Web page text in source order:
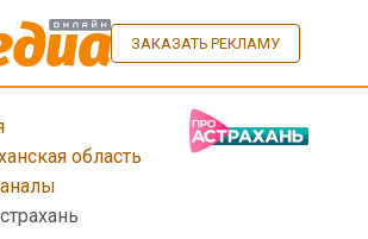
ЗАКАЗАТЬ РЕКЛАМУ
область